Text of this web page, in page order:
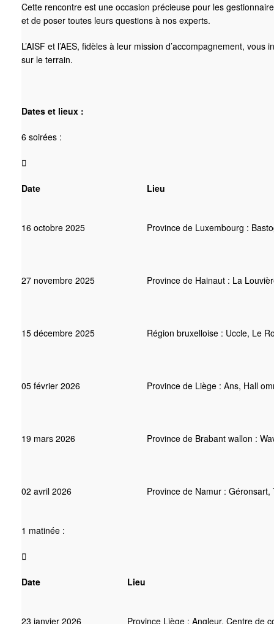
Cette rencontre est une occasion précieuse pour les
et de poser toutes leurs questions à nos experts.
L’AISF et l’AES, fidèles à leur mission d’accompagnement,
sur le terrain.
Dates et lieux :
6 soirées :

Date Lieu
16 octobre 2025 Province de Luxembourg :
27 novembre 2025 Province de Hainaut : La
15 décembre 2025 Région bruxelloise : Uccle, Le
05 février 2026 Province de Liège : Ans, Hall
19 mars 2026 Province de Brabant wallon :
02 avril 2026 Province de Namur : Géronsart,
1 matinée :

Date Lieu
23 janvier 2026 Province Liège : Angleur, Centre de